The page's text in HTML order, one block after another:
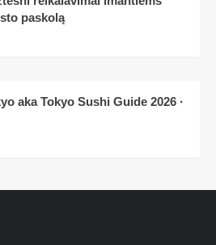
paskolą
aka Tokyo Sushi Guide 2026 ·